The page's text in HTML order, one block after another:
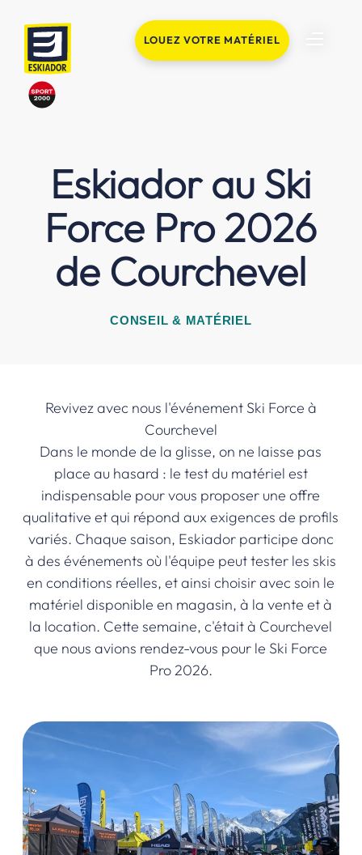
LOUEZ VOTRE MATÉRIEL
Eskiador au Ski
Force Pro 2026
de Courchevel
CONSEIL & MATÉRIEL
Revivez avec nous l'événement Ski Force à
Courchevel
Dans le monde de la glisse, on ne laisse pas
place au hasard : le test du matériel est
indispensable pour vous proposer une offre
qualitative et qui répond aux exigences de profils
variés. Chaque saison, Eskiador participe donc
à des événements où l'équipe peut tester les skis
en conditions réelles, et ainsi choisir avec soin le
matériel disponible en magasin, à la vente et à
la location. Cette semaine, c'était à Courchevel
que nous avions rendez-vous pour le Ski Force
Pro 2026.